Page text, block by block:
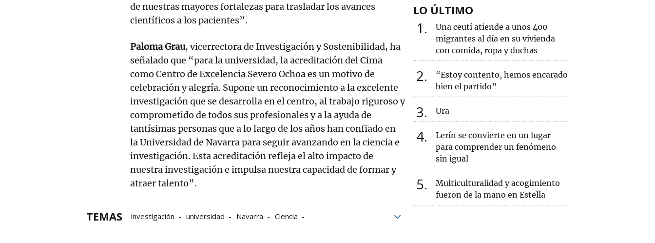
de nuestras mayores fortalezas para trasladar los avances
científicos a los pacientes”.
Paloma Grau, vicerrectora de Investigación y Sostenibilidad, ha
señalado que “para la universidad, la acreditación del Cima
como Centro de Excelencia Severo Ochoa es un motivo de
celebración y alegría. Supone un reconocimiento a la excelente
investigación que se desarrolla en el centro, al trabajo riguroso y
comprometido de todos sus profesionales y a la ayuda de
tantísimas personas que a lo largo de los años han confiado en
la Universidad de Navarra para seguir avanzando en la ciencia e
investigación. Esta acreditación refleja el alto impacto de
nuestra investigación e impulsa nuestra capacidad de formar y
atraer talento”.
TEMAS investigación universidad Navarra
Ciencia
LO ÚLTIMO
1
Una ceutí atiende a unos 400
migrantes al día en su vivienda
con comida, ropa y duchas
2
“Estoy contento, hemos encarado
bien el partido”
3 Ura
4
Lerín se convierte en un lugar
para comprender un fenómeno
sin igual
5
Multiculturalidad y acogimiento
fueron de la mano en Estella